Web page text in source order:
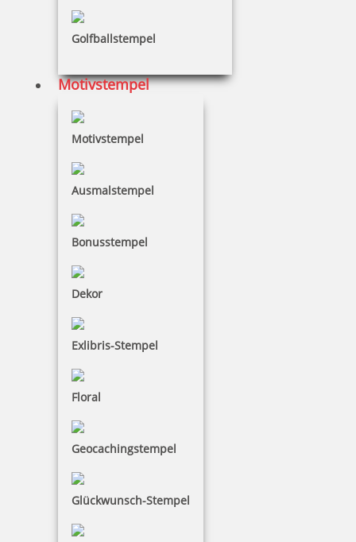
Golfballstempel
Motivstempel
Motivstempel
Ausmalstempel
Bonusstempel
Dekor
Exlibris-Stempel
Floral
Geocachingstempel
Glückwunsch-Stempel
Colop Datumsstempel 05000 Schrifthöhe 5 mm
6,39 €
Colop Wortbandstempel 04000/WD 4mm Datum